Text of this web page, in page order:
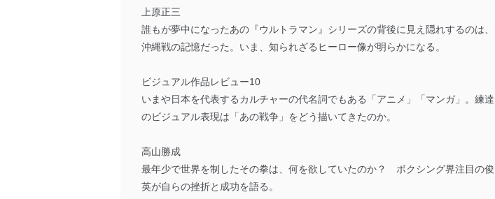
上原正三
誰もが夢中になったあの『ウルトラマン』シリーズの背後に見え隠れするのは、
沖縄戦の記憶だった。いま、知られざるヒーロー像が明らかになる。
ビジュアル作品レビュー10
いまや日本を代表するカルチャーの代名詞でもある「アニメ」「マンガ」。練達
のビジュアル表現は「あの戦争」をどう描いてきたのか。
高山勝成
最年少で世界を制したその拳は、何を欲していたのか？ ボクシング界注目の俊
英が自らの挫折と成功を語る。